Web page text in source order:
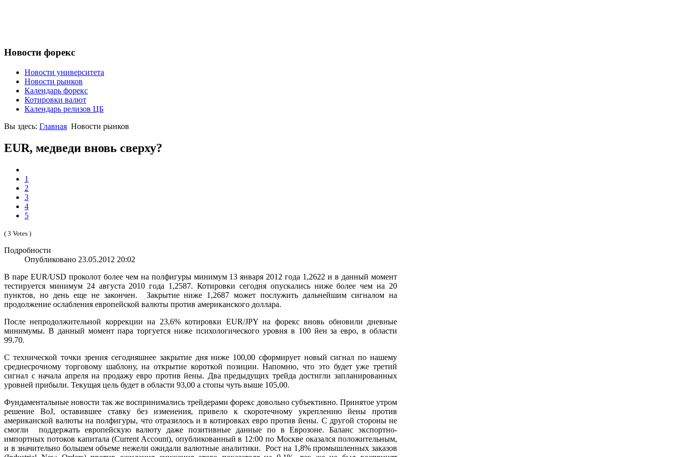
Новости форекс
Новости университета
Новости рынков
Календарь форекс
Котировки валют
Календарь релизов ЦБ
Вы здесь: Главная Новости рынков
EUR, медведи вновь сверху?
1
2
3
4
5
( 3 Votes )
Подробности
Опубликовано 23.05.2012 20:02
В паре EUR/USD проколот более чем на полфигуры минимум 13 января 2012 года 1,2622 и в данный момент
тестируется минимум 24 августа 2010 года 1,2587. Котировки сегодня опускались ниже более чем на 20
пунктов, но день еще не закончен. Закрытие ниже 1,2687 может послужить дальнейшим сигналом на
продолжение ослабления европейской валюты против американского доллара.
После непродолжительной коррекции на 23,6% котировки EUR/JPY на форекс вновь обновили дневные
минимумы. В данный момент пара торгуется ниже психологического уровня в 100 йен за евро, в области
99.70.
С технической точки зрения сегодняшнее закрытие дня ниже 100,00 сформирует новый сигнал по нашему
среднесрочному торговому шаблону, на открытие короткой позиции. Напомню, что это будет уже третий
сигнал с начала апреля на продажу евро против йены. Два предыдущих трейда достигли запланированных
уровней прибыли. Текущая цель будет в области 93,00 а стопы чуть выше 105,00.
Фундаментальные новости так же воспринимались трейдерами форекс довольно субъективно. Принятое утром
решение BoJ, оставившее ставку без изменения, привело к скоротечному укреплению йены против
американской валюты на полфигуры, что отразилось и в котировках евро против йены. С другой стороны не
смогли поддержать европейскую валюту даже позитивные данные по в Еврозоне. Баланс экспортно-
импортных потоков капитала (Current Account), опубликованный в 12:00 по Москве оказался положительным,
и в значительно большем объеме нежели ожидали валютные аналитики. Рост на 1,8% промышленных заказов